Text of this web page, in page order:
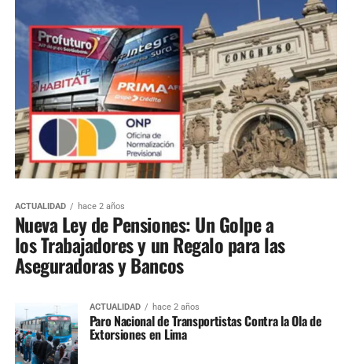
ACTUALIDAD hace 2 años
Nueva Ley de Pensiones: Un Golpe a
los Trabajadores y un Regalo para las
Aseguradoras y Bancos
ACTUALIDAD hace 2 años
Paro Nacional de Transportistas Contra la Ola de
Extorsiones en Lima